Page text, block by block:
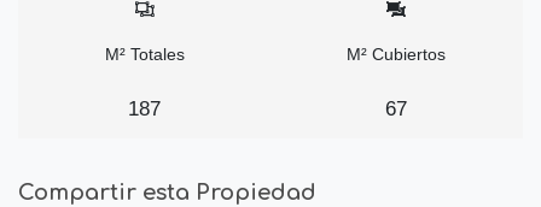
M² Totales
187
M² Cubiertos
67
Compartir esta Propiedad